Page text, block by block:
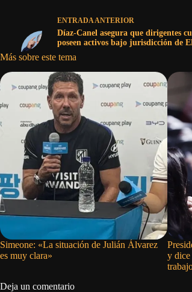
ENTRADA ANTERIOR
Díaz-Canel asegura que dirigentes
poseen activos bajo jurisdicción de
Más sobre este tema
Simeone: «La situación de Julián Álvarez
es muy clara»
y dice
Deja un comentario